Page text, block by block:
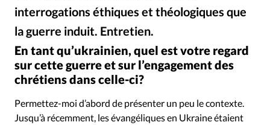
RUBRIQUES
Tous les articles
Actualité chrétienne
Actualité internationale
Chronique
Dossier
Eglises Foi Génération réveil
Monde
Opinions
Publireportage
Relations Aujourd'hui
Vécu
Vie Intérieure
interrogations éthiques et théologiques que
la guerre induit. Entretien.
En tant qu’ukrainien, quel est votre regard
sur cette guerre et sur l’engagement des
chrétiens dans celle-ci?
Permettez-moi d’abord de présenter un peu le contexte.
Jusqu’à récemment, les évangéliques en Ukraine étaient